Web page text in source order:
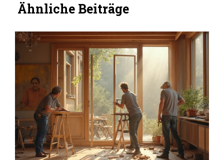
Ähnliche Beiträge